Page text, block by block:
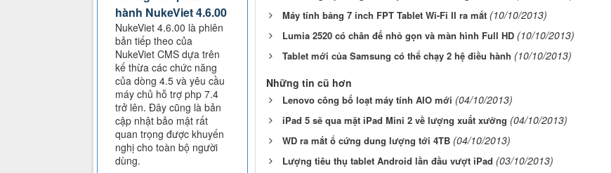
Máy tính bảng 7 inch FPT Tablet Wi-Fi II ra mắt (10/10/2013)
Lumia 2520 có chân đế nhỏ gọn và màn hình Full HD (10/10/2013)
Tablet mới của Samsung có thể chạy 2 hệ điều hành (10/10/2013)
Những tin cũ hơn
Lenovo công bố loạt máy tính AIO mới (04/10/2013)
iPad 5 sẽ qua mặt iPad Mini 2 về lượng xuất xưởng (04/10/2013)
WD ra mắt ổ cứng dung lượng tới 4TB (04/10/2013)
Lượng tiêu thụ tablet Android lần đầu vượt iPad (03/10/2013)
hành NukeViet 4.6.00
NukeViet 4.6.00 là phiên
bản tiếp theo của
NukeViet CMS dựa trên
kế thừa các chức năng
của dòng 4.5 và yêu cầu
máy chủ hỗ trợ php 7.4
trở lên. Đây cũng là bản
cập nhật bảo mật rất
quan trọng được khuyến
nghị cho toàn bộ người
dùng.